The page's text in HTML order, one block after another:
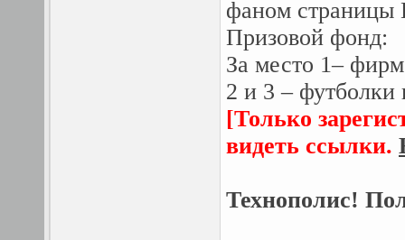
фаном страницы
Призовой фонд:
За место 1–
2 и 3 – футболки
[Только
видеть ссылки.
Технополис!